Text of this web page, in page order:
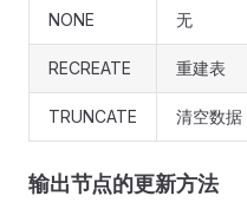
NONE 无
RECREATE 重建表
TRUNCATE 清空数据
输出节点的更新方法